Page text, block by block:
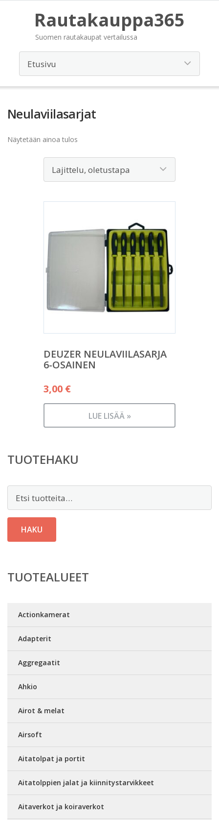
Rautakauppa365
Suomen rautakaupat vertailussa
Neulaviilasarjat
Näytetään ainoa tulos
DEUZER NEULAVIILASARJA
6-OSAINEN
3,00 €
LUE LISÄÄ »
TUOTEHAKU
HAKU
TUOTEALUEET
Actionkamerat
Adapterit
Aggregaatit
Ahkio
Airot & melat
Airsoft
Aitatolpat ja portit
Aitatolppien jalat ja kiinnitystarvikkeet
Aitaverkot ja koiraverkot